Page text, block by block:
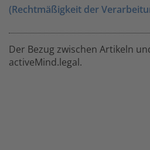
(Rechtmäßigkeit der
Der Bezug zwischen Artikeln
activeMind.legal.